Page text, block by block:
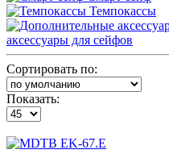
Темпокассы
аксессуары для сейфов
Сортировать по:
Показать: